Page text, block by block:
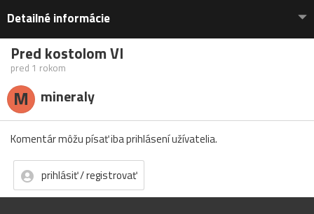
Detailné informácie
Pred kostolom VI
pred 1 rokom
M mineraly
Komentár môžu písať iba prihlásení užívatelia.
prihlásiť / registrovať